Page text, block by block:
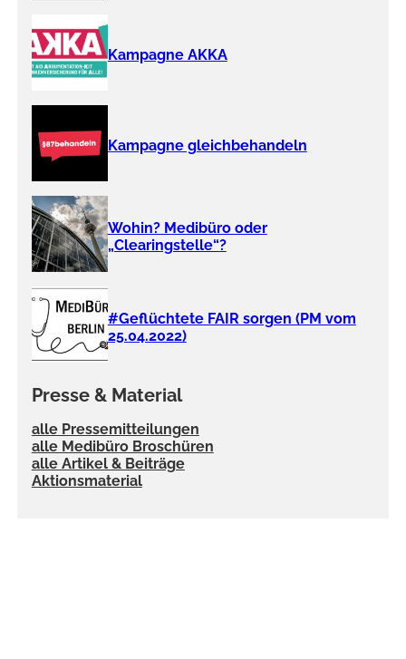
Kampagne AKKA
Kampagne gleichbehandeln
Wohin? Medibüro oder
„Clearingstelle“?
#Geflüchtete FAIR sorgen (PM vom
25.04.2022)
Presse & Material
alle Pressemitteilungen
alle Medibüro Broschüren
alle Artikel & Beiträge
Aktionsmaterial